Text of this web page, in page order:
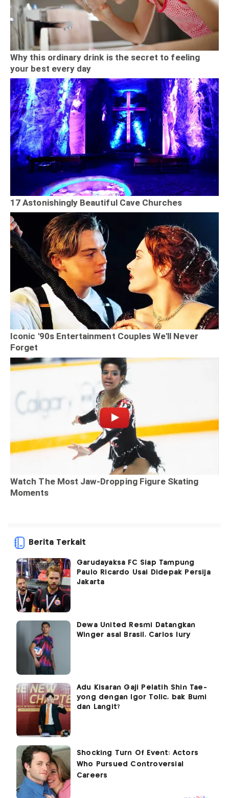
Berita Terkait
Garudayaksa FC Siap Tampung
Paulo Ricardo Usai Didepak Persija
Jakarta
Dewa United Resmi Datangkan
Winger asal Brasil, Carlos Iury
Adu Kisaran Gaji Pelatih Shin Tae-
yong dengan Igor Tolic, bak Bumi
dan Langit?